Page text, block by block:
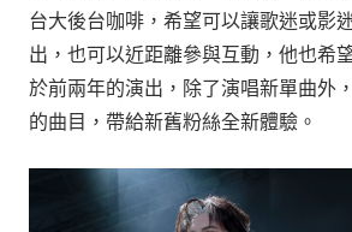
台大後台咖啡，希望可以讓歌迷或影
出，也可以近距離參與互動，他也希
於前兩年的演出，除了演唱新單曲外
的曲目，帶給新舊粉絲全新體驗。